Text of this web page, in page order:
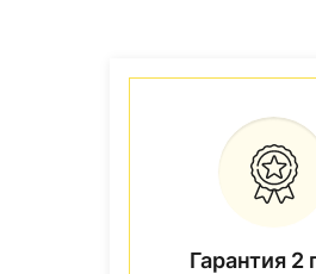
Гарантия 2